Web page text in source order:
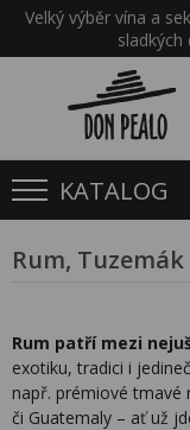
Velký výběr vína a
KATALOG
Rum, Tuzemák
Rum patří mezi
exotiku, tradici i
např. prémiové tmavé
či Guatemaly – ať už